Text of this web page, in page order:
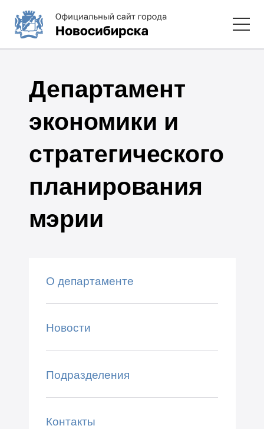
Департамент
экономики и
стратегического
планирования
мэрии
О департаменте
Новости
Подразделения
Контакты